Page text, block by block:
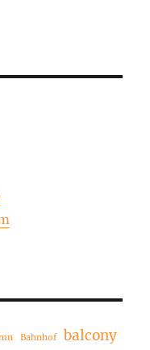
Bahnhof
balcony